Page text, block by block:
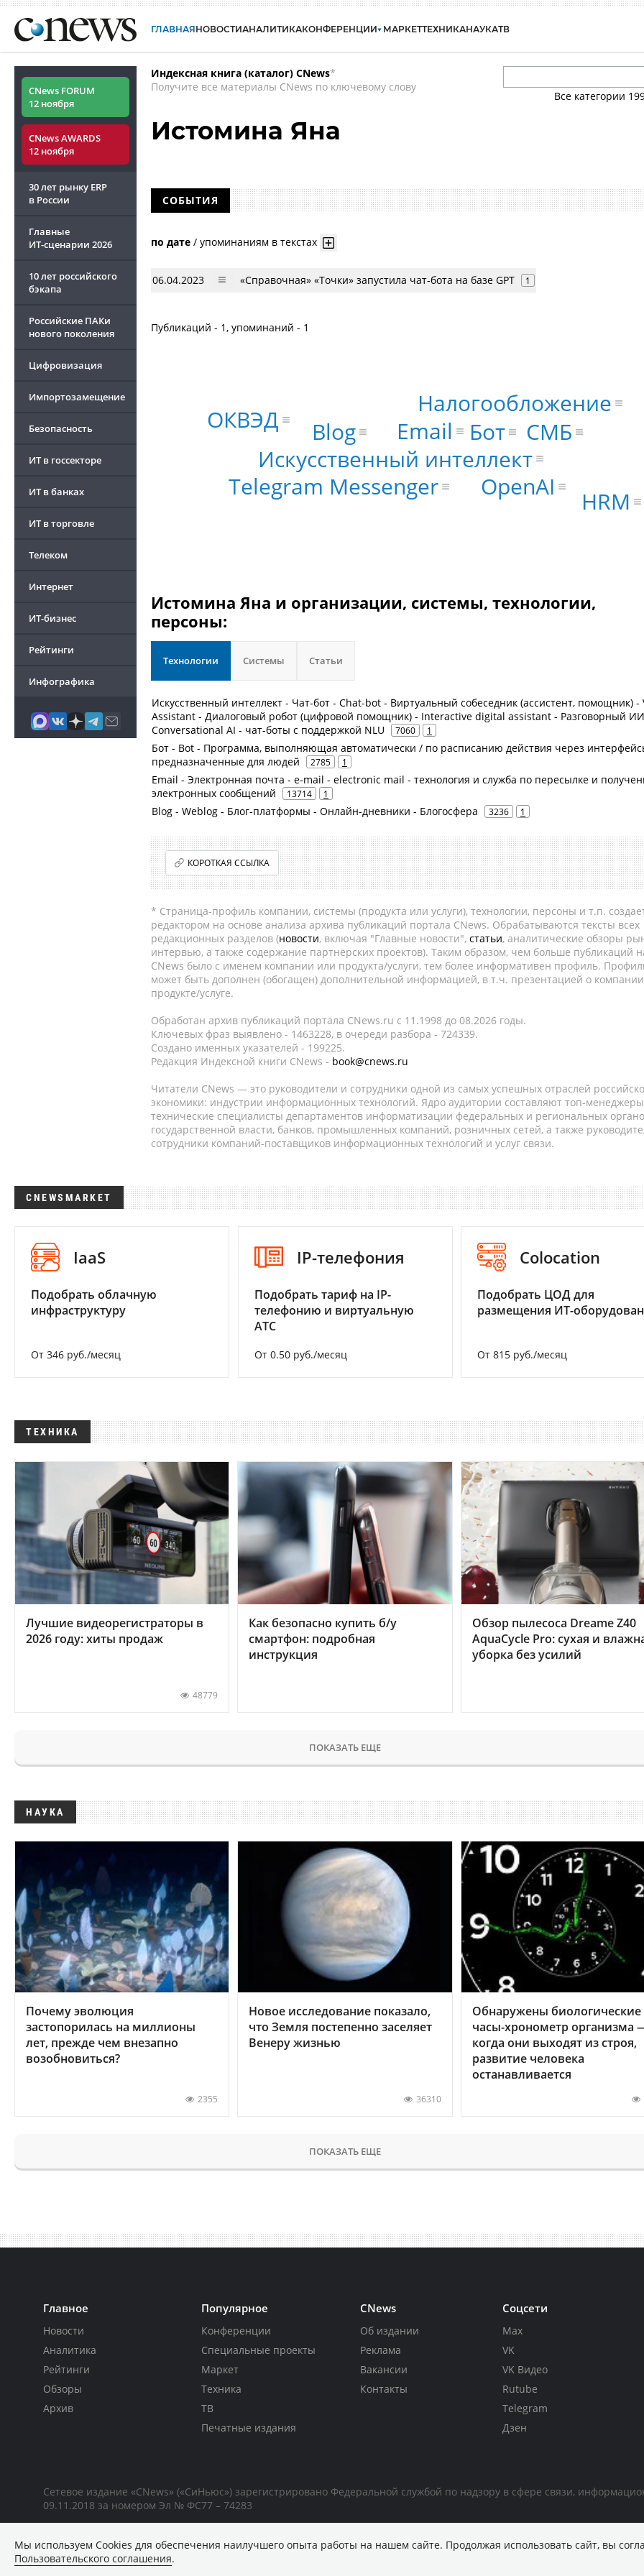
ГЛАВНАЯНОВОСТИАНАЛИТИКАКОНФЕРЕНЦИИ МАРКЕТТЕХНИКАНАУКАТВ
CNews FORUM
12 ноября
CNews AWARDS
12 ноября
30 лет рынку ERP
в России
Главные
ИТ-сценарии 2026
10 лет российского
бэкапа
Российские ПАКи
нового поколения
Цифровизация
Импортозамещение
Безопасность
ИТ в госсекторе
ИТ в банках
ИТ в торговле
Телеком
Интернет
ИТ-бизнес
Рейтинги
Инфографика
Индексная книга (каталог) CNews*
Получите все материалы CNews по ключевому слову
Все категории
Истомина Яна
СОБЫТИЯ
по дате / упоминаниям в текстах
06.04.2023 «Справочная» «Точки» запустила чат-бота на базе GPT 1
Публикаций - 1, упоминаний - 1
Искусственный интеллект
Бот
Email
Blog
Telegram Messenger
OpenAI
СМБ
ОКВЭД
Налогообложение
HRM
Истомина Яна и организации, системы, технологии,
персоны:
Технологии Системы Статьи
Искусственный интеллект - Чат-бот - Chat-bot - Виртуальный собеседник (ассистент, помощник)
Assistant - Диалоговый робот (цифровой помощник) - Interactive digital assistant - Разговорный
Conversational AI - чат-боты с поддержкой NLU
7060 1
Бот - Bot - Программа, выполняющая автоматически / по расписанию действия через
предназначенные для людей
2785 1
Email - Электронная почта - e-mail - electronic mail - технология и служба по пересылке и
электронных сообщений
13714 1
Blog - Weblog - Блог-платформы - Онлайн-дневники - Блогосфера 3236 1
КОРОТКАЯ ССЫЛКА
* Страница-профиль компании, системы (продукта или услуги), технологии, персоны и т.п.
редактором на основе анализа архива публикаций портала CNews. Обрабатываются тексты всех
редакционных разделов (новости, включая "Главные новости", статьи, аналитические обзоры
интервью, а также содержание партнёрских проектов). Таким образом, чем больше публикаций
CNews было с именем компании или продукта/услуги, тем более информативен профиль.
может быть дополнен (обогащен) дополнительной информацией, в т.ч. презентацией о
продукте/услуге.
Обработан архив публикаций портала CNews.ru c 11.1998 до 08.2026 годы.
Ключевых фраз выявлено - 1463228, в очереди разбора - 724339.
Создано именных указателей - 199225.
Редакция Индексной книги CNews - book@cnews.ru
Читатели CNews — это руководители и сотрудники одной из самых успешных отраслей
экономики: индустрии информационных технологий. Ядро аудитории составляют топ-
технические специалисты департаментов информатизации федеральных и региональных
государственной власти, банков, промышленных компаний, розничных сетей, а также
сотрудники компаний-поставщиков информационных технологий и услуг связи.
CNEWSMARKET
IaaS
Подобрать облачную
инфраструктуру
От 346 руб./месяц
IP-телефония
Подобрать тариф на IP-
телефонию и виртуальную
АТС
От 0.50 руб./месяц
Colocation
Подобрать ЦОД для
размещения ИТ-
От 815 руб./месяц
ТЕХНИКА
Лучшие видеорегистраторы в
2026 году: хиты продаж
48779
Как безопасно купить б/у
смартфон: подробная
инструкция
Обзор пылесоса Dreame Z40
AquaCycle Pro: сухая и
уборка без усилий
ПОКАЗАТЬ ЕЩЕ
НАУКА
Почему эволюция
застопорилась на миллионы
лет, прежде чем внезапно
возобновиться?
2355
Новое исследование показало,
что Земля постепенно заселяет
Венеру жизнью
36310
Обнаружены биологические
часы-хронометр организма
когда они выходят из строя,
развитие человека
останавливается
ПОКАЗАТЬ ЕЩЕ
Главное
Новости
Аналитика
Рейтинги
Обзоры
Архив
Популярное
Конференции
Специальные проекты
Маркет
Техника
ТВ
Печатные издания
CNews
Об издании
Реклама
Вакансии
Контакты
Соцсети
Max
VK
VK Видео
Rutube
Telegram
Дзен
Сетевое издание «CNews» («СиНьюс») зарегистрировано Федеральной службой по надзору в сфере связи,
09.11.2018 за номером Эл № ФС77 – 74283
Мы используем Сookies для обеспечения наилучшего опыта работы на нашем сайте. Продолжая использовать сайт, вы
Пользовательского соглашения.